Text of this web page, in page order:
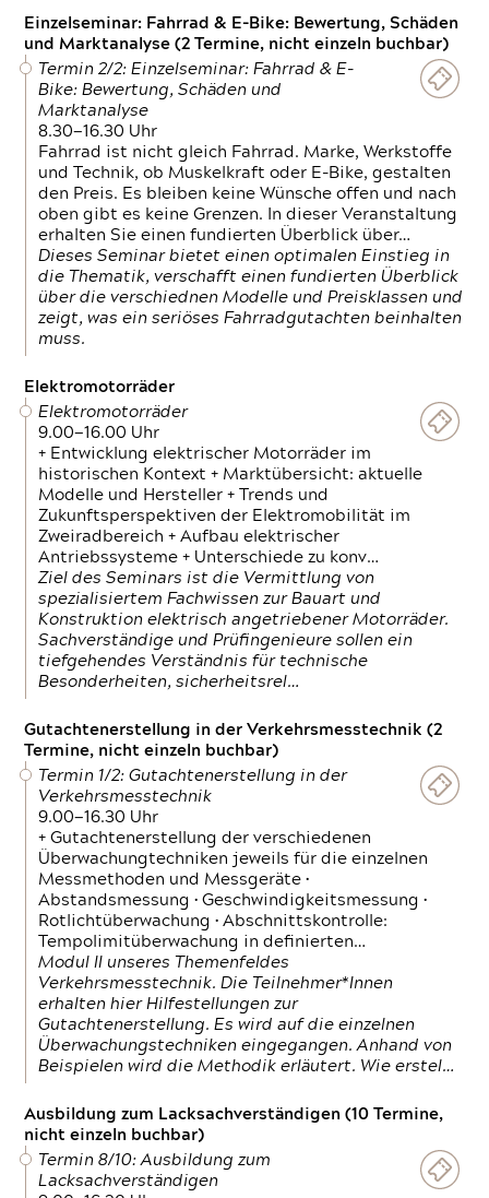
Einzelseminar: Fahrrad & E-Bike: Bewertung, Schäden
und Marktanalyse (2 Termine, nicht einzeln buchbar)
Termin 2/2: Einzelseminar: Fahrrad & E-
Bike: Bewertung, Schäden und
Marktanalyse
8.30—16.30 Uhr
Fahrrad ist nicht gleich Fahrrad. Marke, Werkstoffe
und Technik, ob Muskelkraft oder E-Bike, gestalten
den Preis. Es bleiben keine Wünsche offen und nach
oben gibt es keine Grenzen. In dieser Veranstaltung
erhalten Sie einen fundierten Überblick über…
Dieses Seminar bietet einen optimalen Einstieg in
die Thematik, verschafft einen fundierten Überblick
über die verschiednen Modelle und Preisklassen und
zeigt, was ein seriöses Fahrradgutachten beinhalten
muss.
Elektromotorräder
Elektromotorräder
9.00—16.00 Uhr
+ Entwicklung elektrischer Motorräder im
historischen Kontext + Marktübersicht: aktuelle
Modelle und Hersteller + Trends und
Zukunftsperspektiven der Elektromobilität im
Zweiradbereich + Aufbau elektrischer
Antriebssysteme + Unterschiede zu konv…
Ziel des Seminars ist die Vermittlung von
spezialisiertem Fachwissen zur Bauart und
Konstruktion elektrisch angetriebener Motorräder.
Sachverständige und Prüfingenieure sollen ein
tiefgehendes Verständnis für technische
Besonderheiten, sicherheitsrel…
Gutachtenerstellung in der Verkehrsmesstechnik (2
Termine, nicht einzeln buchbar)
Termin 1/2: Gutachtenerstellung in der
Verkehrsmesstechnik
9.00—16.30 Uhr
+ Gutachtenerstellung der verschiedenen
Überwachungtechniken jeweils für die einzelnen
Messmethoden und Messgeräte •
Abstandsmessung • Geschwindigkeitsmessung •
Rotlichtüberwachung • Abschnittskontrolle:
Tempolimitüberwachung in definierten…
Modul II unseres Themenfeldes
Verkehrsmesstechnik. Die Teilnehmer*Innen
erhalten hier Hilfestellungen zur
Gutachtenerstellung. Es wird auf die einzelnen
Überwachungstechniken eingegangen. Anhand von
Beispielen wird die Methodik erläutert. Wie erstel…
Ausbildung zum Lacksachverständigen (10 Termine,
nicht einzeln buchbar)
Termin 8/10: Ausbildung zum
Lacksachverständigen